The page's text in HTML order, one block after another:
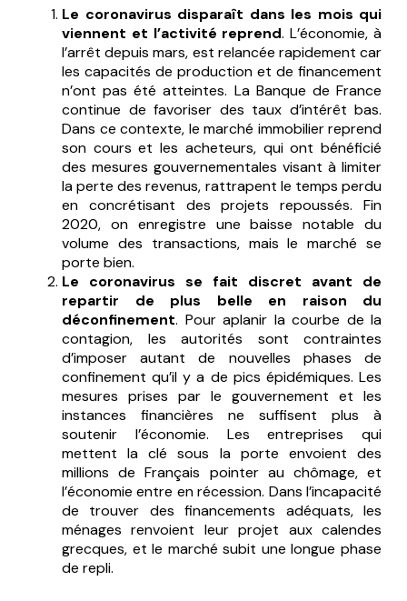
Le coronavirus disparaît dans les mois qui
viennent et l’activité reprend. L’économie, à
l’arrêt depuis mars, est relancée rapidement car
les capacités de production et de financement
n’ont pas été atteintes. La Banque de France
continue de favoriser des taux d’intérêt bas.
Dans ce contexte, le marché immobilier reprend
son cours et les acheteurs, qui ont bénéficié
des mesures gouvernementales visant à limiter
la perte des revenus, rattrapent le temps perdu
en concrétisant des projets repoussés. Fin
2020, on enregistre une baisse notable du
volume des transactions, mais le marché se
porte bien.
Le coronavirus se fait discret avant de
repartir de plus belle en raison du
déconfinement. Pour aplanir la courbe de la
contagion, les autorités sont contraintes
d’imposer autant de nouvelles phases de
confinement qu’il y a de pics épidémiques. Les
mesures prises par le gouvernement et les
instances financières ne suffisent plus à
soutenir l’économie. Les entreprises qui
mettent la clé sous la porte envoient des
millions de Français pointer au chômage, et
l’économie entre en récession. Dans l’incapacité
de trouver des financements adéquats, les
ménages renvoient leur projet aux calendes
grecques, et le marché subit une longue phase
de repli.